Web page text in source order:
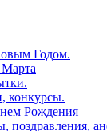
Годом.
конкурсы.
Рождения
поздравления,